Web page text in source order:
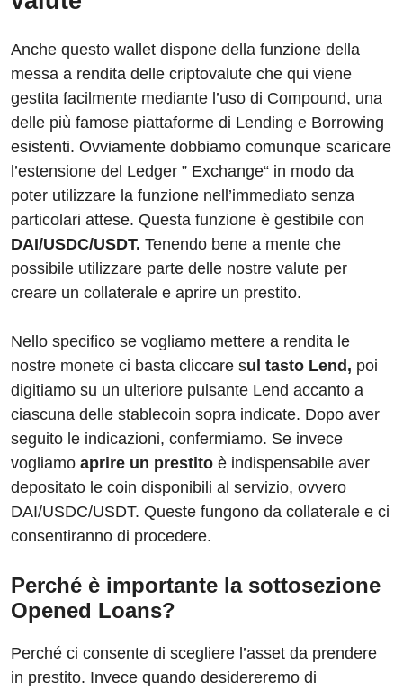
Anche questo wallet dispone della funzione della
messa a rendita delle criptovalute che qui viene
gestita facilmente mediante l’uso di Compound, una
delle più famose piattaforme di Lending e Borrowing
esistenti. Ovviamente dobbiamo comunque scaricare
l’estensione del Ledger ” Exchange“ in modo da
poter utilizzare la funzione nell’immediato senza
particolari attese. Questa funzione è gestibile con
DAI/USDC/USDT. Tenendo bene a mente che
possibile utilizzare parte delle nostre valute per
creare un collaterale e aprire un prestito.
Nello specifico se vogliamo mettere a rendita le
nostre monete ci basta cliccare sul tasto Lend, poi
digitiamo su un ulteriore pulsante Lend accanto a
ciascuna delle stablecoin sopra indicate. Dopo aver
seguito le indicazioni, confermiamo. Se invece
vogliamo aprire un prestito è indispensabile aver
depositato le coin disponibili al servizio, ovvero
DAI/USDC/USDT. Queste fungono da collaterale e ci
consentiranno di procedere.
Perché è importante la sottosezione
Opened Loans?
Perché ci consente di scegliere l’asset da prendere
in prestito. Invece quando desidereremo di